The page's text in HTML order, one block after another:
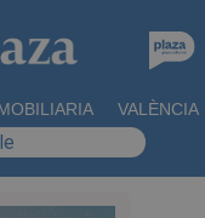
VALÈNCIA